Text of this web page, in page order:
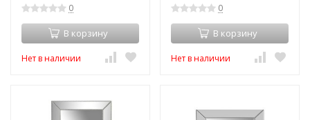
0
В корзину
Нет в наличии
0
В корзину
Нет в наличии